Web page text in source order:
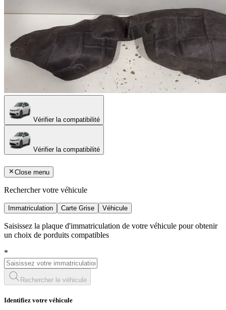
Vérifier la compatibilité
Vérifier la compatibilité
Close menu
Rechercher votre véhicule
Immatriculation Carte Grise Véhicule
Saisissez la plaque d'immatriculation de votre véhicule pour obtenir
un choix de porduits compatibles
*
Rechercher le véhicule
Identifiez votre véhicule